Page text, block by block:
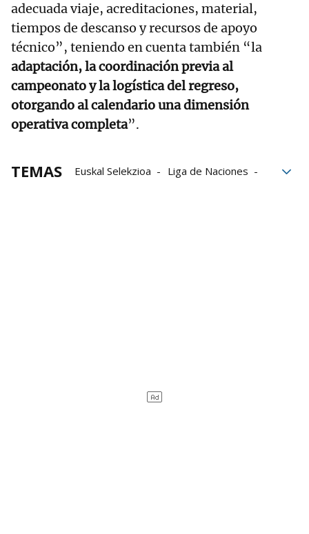
adecuada viaje, acreditaciones, material,
tiempos de descanso y recursos de apoyo
técnico”, teniendo en cuenta también “la
adaptación, la coordinación previa al
campeonato y la logística del regreso,
otorgando al calendario una dimensión
operativa completa”.
TEMAS Euskal Selekzioa
Liga de Naciones